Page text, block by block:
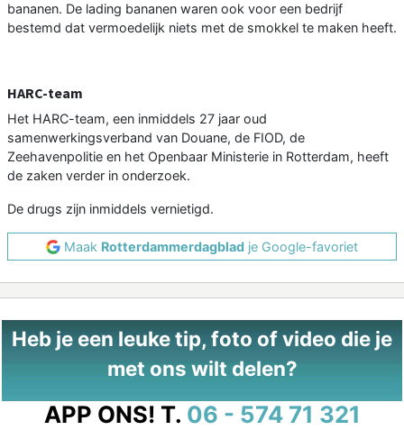
bananen. De lading bananen waren ook voor een bedrijf
bestemd dat vermoedelijk niets met de smokkel te maken heeft.
HARC-team
Het HARC-team, een inmiddels 27 jaar oud
samenwerkingsverband van Douane, de FIOD, de
Zeehavenpolitie en het Openbaar Ministerie in Rotterdam, heeft
de zaken verder in onderzoek.
De drugs zijn inmiddels vernietigd.
Maak Rotterdammerdagblad je Google-favoriet
Heb je een leuke tip, foto of video die je
met ons wilt delen?
APP ONS! T. 06 - 574 71 321